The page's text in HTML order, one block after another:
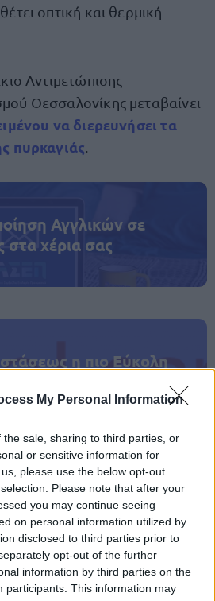
My Personal Information
sale, sharing to third parties, or
or sensitive information for
please use the below opt-out
Please note that after your
you may continue seeing
on personal information utilized by
disclosed to third parties prior to
opt-out of the further
information by third parties on the
participants. This information may
οπτική και θερμική
Αντιμετώπισης
Θεσσαλονίκης μεταβαίνει
να διερευνήσει τα
πυρκαγιάς
Αγγλικών σε
στα χέρια σας
η πιο Εύκολη
όλες τις σημαντικές
στα αποτελέσματα
της Google